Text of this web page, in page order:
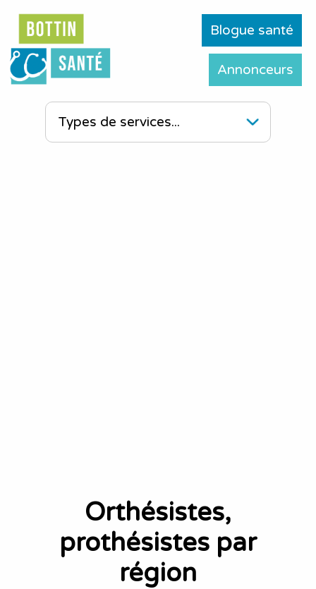
Blogue santé
Annonceurs
Orthésistes,
prothésistes par
région